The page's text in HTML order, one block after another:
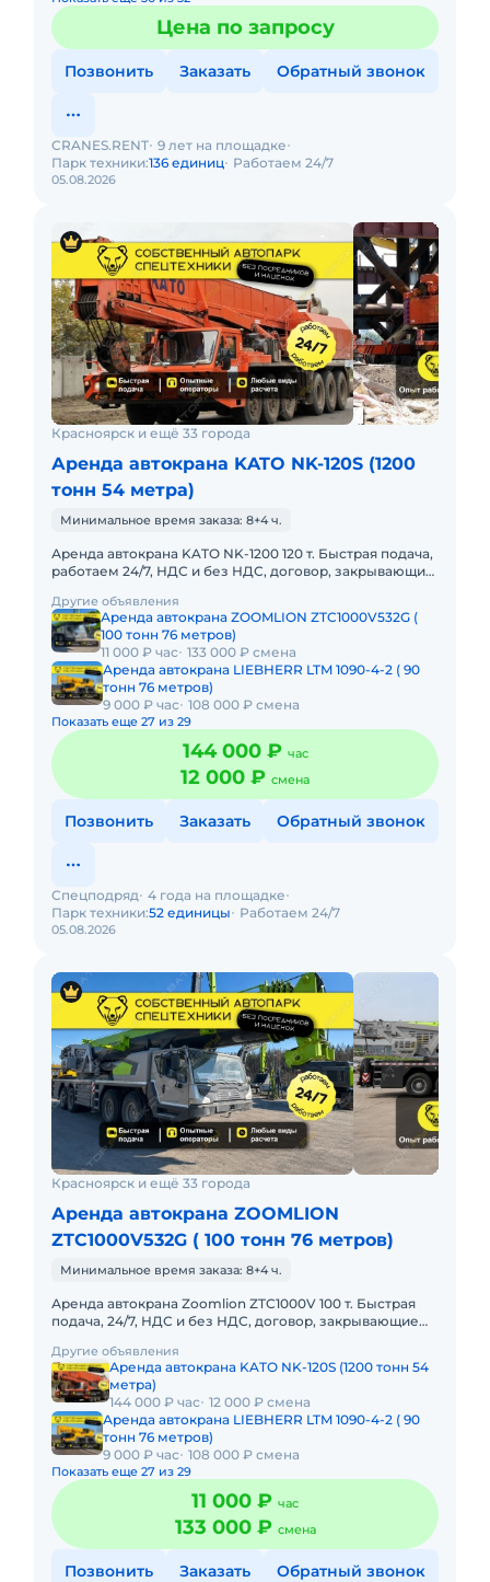
Цена по запросу
Позвонить Заказать Обратный звонок
05.08.2026
CRANES.RENT 9 лет на площадке
Парк техники:136 единиц Работаем 24/7
Красноярск и ещё 33 города
Аренда автокрана KATO NK-120S (1200
тонн 54 метра)
Минимальное время заказа: 8+4 ч.
Аренда автокрана KATO NK-1200 120 т. Быстрая подача,
работаем 24/7, НДС и без НДС, договор, закрывающие
ТОННПредос
Другие объявления
Аренда автокрана ZOOMLION ZTC1000V532G (
100 тонн 76 метров)
11 000 ₽ час 133 000 ₽ смена
Аренда автокрана LIEBHERR LTM 1090-4-2 ( 90
тонн 76 метров)
9 000 ₽ час 108 000 ₽ смена
Показать еще 27 из 29
144 000 ₽ час
12 000 ₽ смена
Позвонить Заказать Обратный звонок
05.08.2026
Спецподряд 4 года на площадке
Парк техники:52 единицы Работаем 24/7
Красноярск и ещё 33 города
Аренда автокрана ZOOMLION
ZTC1000V532G ( 100 тонн 76 метров)
Минимальное время заказа: 8+4 ч.
Аренда автокрана Zoomlion ZTC1000V 100 т. Быстрая
подача, 24/7, НДС и без НДС, договор, закрывающие
100 ТОННПредо
Другие объявления
Аренда автокрана KATO NK-120S (1200 тонн 54
метра)
144 000 ₽ час
12 000 ₽ смена
Аренда автокрана LIEBHERR LTM 1090-4-2 ( 90
тонн 76 метров)
9 000 ₽ час 108 000 ₽ смена
Показать еще 27 из 29
11 000 ₽ час
133 000 ₽ смена
Позвонить Заказать Обратный звонок